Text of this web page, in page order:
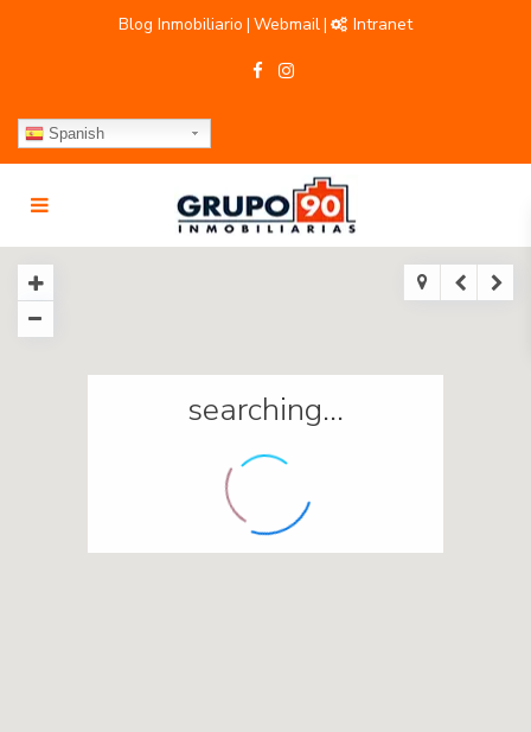
Blog Inmobiliario | Webmail| Intranet
Spanish
searching...